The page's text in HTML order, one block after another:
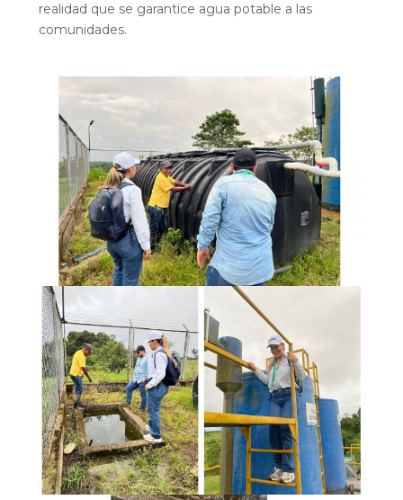
realidad que se garantice agua potable a las
comunidades.